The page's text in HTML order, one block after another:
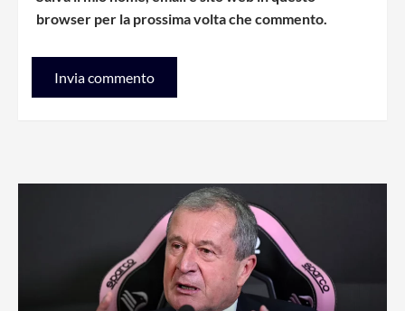
browser per la prossima volta che commento.